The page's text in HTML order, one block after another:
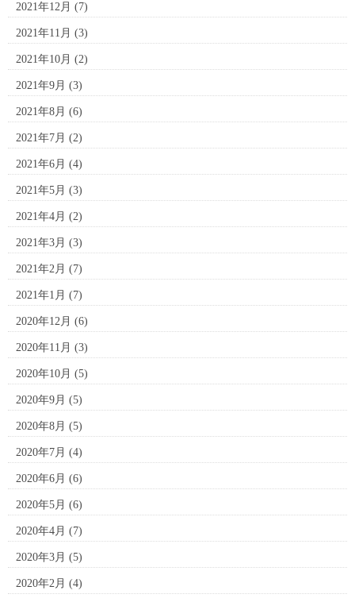
2021年12月 (7)
2021年11月 (3)
2021年10月 (2)
2021年9月 (3)
2021年8月 (6)
2021年7月 (2)
2021年6月 (4)
2021年5月 (3)
2021年4月 (2)
2021年3月 (3)
2021年2月 (7)
2021年1月 (7)
2020年12月 (6)
2020年11月 (3)
2020年10月 (5)
2020年9月 (5)
2020年8月 (5)
2020年7月 (4)
2020年6月 (6)
2020年5月 (6)
2020年4月 (7)
2020年3月 (5)
2020年2月 (4)